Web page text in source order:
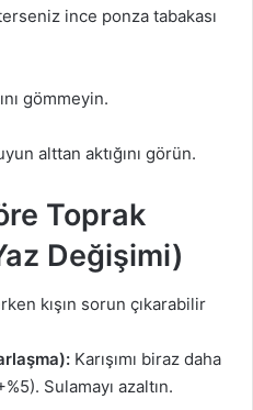
ince ponza tabakası
gömmeyin.
alttan aktığını görün.
Toprak
Değişimi)
kışın sorun çıkarabilir
Karışımı biraz daha
Sulamayı azaltın.